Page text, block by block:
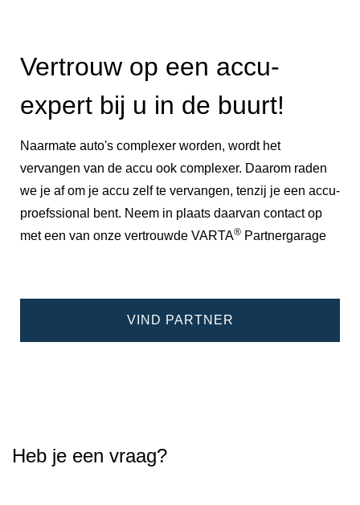
Vertrouw op een accu-
expert bij u in de buurt!
Naarmate auto's complexer worden, wordt het
vervangen van de accu ook complexer. Daarom raden
we je af om je accu zelf te vervangen, tenzij je een accu-
proefssional bent. Neem in plaats daarvan contact op
met een van onze vertrouwde VARTA® Partnergarage
VIND PARTNER
Heb je een vraag?